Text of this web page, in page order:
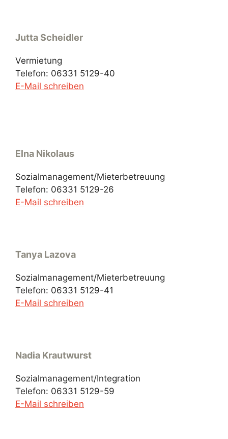
Jutta Scheidler
Vermietung
Telefon: 06331 5129-40
E-Mail schreiben
Elna Nikolaus
Sozialmanagement/Mieterbetreuung
Telefon: 06331 5129-26
E-Mail schreiben
Tanya Lazova
Sozialmanagement/Mieterbetreuung
Telefon: 06331 5129-41
E-Mail schreiben
Nadia Krautwurst
Sozialmanagement/Integration
Telefon: 06331 5129-59
E-Mail schreiben